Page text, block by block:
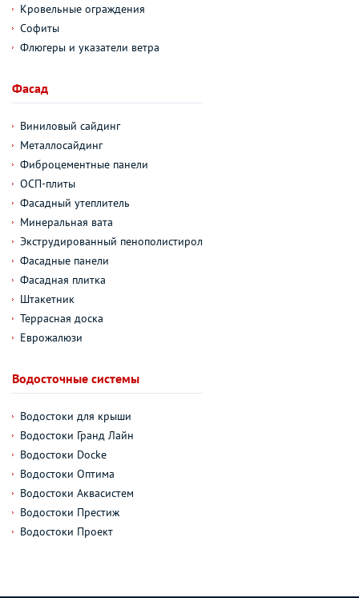
Кровельные ограждения
Софиты
Флюгеры и указатели ветра
Фасад
Виниловый сайдинг
Металлосайдинг
Фиброцементные панели
ОСП-плиты
Фасадный утеплитель
Минеральная вата
Экструдированный пенополистирол
Фасадные панели
Фасадная плитка
Штакетник
Террасная доска
Еврожалюзи
Водосточные системы
Водостоки для крыши
Водостоки Гранд Лайн
Водостоки Docke
Водостоки Оптима
Водостоки Аквасистем
Водостоки Престиж
Водостоки Проект